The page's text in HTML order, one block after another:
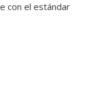
con el estándar